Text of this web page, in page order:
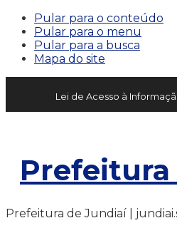
Pular para o conteúdo
Pular para o menu
Pular para a busca
Mapa do site
Lei de Acesso à
Prefeitura de Jundiaí |